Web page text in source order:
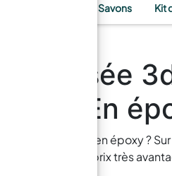
Bougies et Savons Kit
En
pour design en époxy ? Sur
époxy à des prix très